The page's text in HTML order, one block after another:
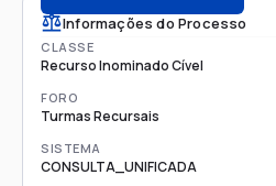
Informações do Processo
CLASSE
Recurso Inominado Cível
FORO
Turmas Recursais
SISTEMA
CONSULTA_UNIFICADA